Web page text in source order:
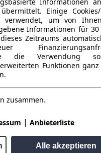
Einige Cookies/
verwendet, um von
Informationen für 30
Zeitraums
die Verwendung
Funktionen
zusammen.
| Anbieterliste
Alle akzeptieren